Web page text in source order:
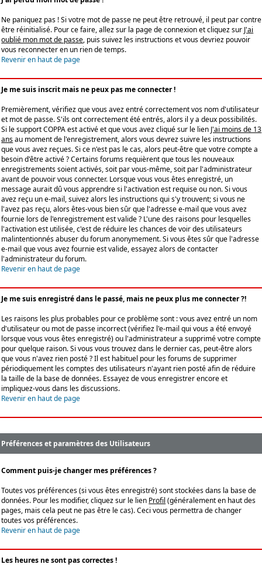
Ne paniquez pas ! Si votre mot de passe ne peut être retrouvé, il peut par contre
être réinitialisé. Pour ce faire, allez sur la page de connexion et cliquez sur J'ai
oublié mon mot de passe, puis suivez les instructions et vous devriez pouvoir
vous reconnecter en un rien de temps.
Revenir en haut de page
Je me suis inscrit mais ne peux pas me connecter !
Premièrement, vérifiez que vous avez entré correctement vos nom d'utilisateur
et mot de passe. S'ils ont correctement été entrés, alors il y a deux possibilités.
Si le support COPPA est activé et que vous avez cliqué sur le lien J'ai moins de 13
ansau moment de l'enregistrement, alors vous devrez suivre les instructions
que vous avez reçues. Si ce n'est pas le cas, alors peut-être que votre compte a
besoin d'être activé ? Certains forums requièrent que tous les nouveaux
enregistrements soient activés, soit par vous-même, soit par l'administrateur
avant de pouvoir vous connecter. Lorsque vous vous êtes enregistré, un
message aurait dû vous apprendre si l'activation est requise ou non. Si vous
avez reçu un e-mail, suivez alors les instructions qui s'y trouvent; si vous ne
l'avez pas reçu, alors êtes-vous bien sûr que l'adresse e-mail que vous avez
fournie lors de l'enregistrement est valide ? L'une des raisons pour lesquelles
l'activation est utilisée, c'est de réduire les chances de voir des utilisateurs
malintentionnés abuser du forum anonymement. Si vous êtes sûr que l'adresse
e-mail que vous avez fournie est valide, essayez alors de contacter
l'administrateur du forum.
Revenir en haut de page
Je me suis enregistré dans le passé, mais ne peux plus me connecter ?!
Les raisons les plus probables pour ce problème sont : vous avez entré un nom
d'utilisateur ou mot de passe incorrect (vérifiez l'e-mail qui vous a été envoyé
lorsque vous vous êtes enregistré) ou l'administrateur a supprimé votre compte
pour quelque raison. Si vous vous trouvez dans le dernier cas, peut-être alors
que vous n'avez rien posté ? Il est habituel pour les forums de supprimer
périodiquement les comptes des utilisateurs n'ayant rien posté afin de réduire
la taille de la base de données. Essayez de vous enregistrer encore et
impliquez-vous dans les discussions.
Revenir en haut de page
Préférences et paramètres des Utilisateurs
Comment puis-je changer mes préférences ?
Toutes vos préférences (si vous êtes enregistré) sont stockées dans la base de
données. Pour les modifier, cliquez sur le lien Profil (généralement en haut des
pages, mais cela peut ne pas être le cas). Ceci vous permettra de changer
toutes vos préférences.
Revenir en haut de page
Les heures ne sont pas correctes !